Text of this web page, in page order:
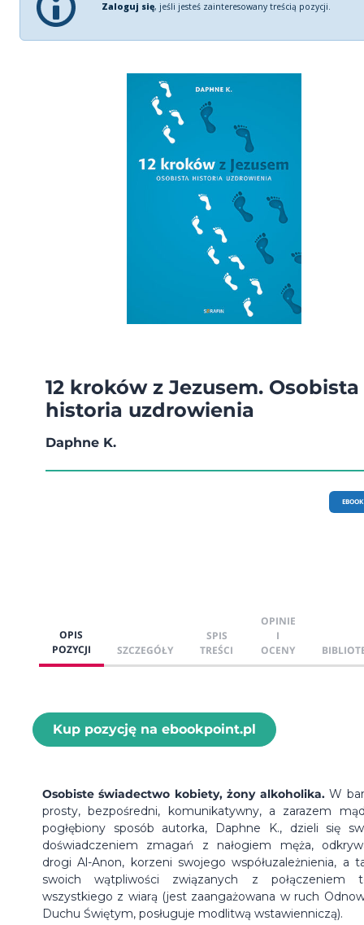
Zaloguj się, jeśli jesteś zainteresowany treścią pozycji.
12 kroków z Jezusem. Osobista
historia uzdrowienia
Daphne K.
EBOOK
OPIS
POZYCJI
SZCZEGÓŁY
SPIS
TREŚCI
OPINIE
I
OCENY
Kup pozycję na ebookpoint.pl
Osobiste świadectwo kobiety, żony alkoholika. W
prosty, bezpośredni, komunikatywny, a zarazem
pogłębiony sposób autorka, Daphne K., dzieli się
doświadczeniem zmagań z nałogiem męża,
drogi Al-Anon, korzeni swojego współuzależnienia, a
swoich wątpliwości związanych z połączeniem
wszystkiego z wiarą (jest zaangażowana w ruch
Duchu Świętym, posługuje modlitwą wstawienniczą).